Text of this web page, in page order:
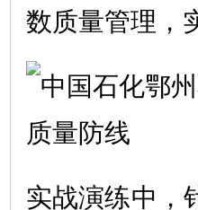
数质量管理，
实战演练中，